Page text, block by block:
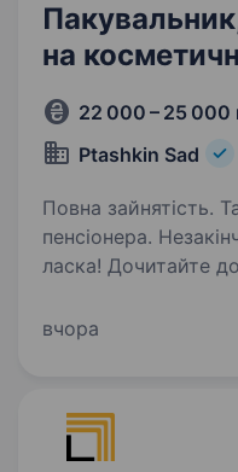
на
22 000 – 25 000
Ptashkin Sad
Повна зайнятість.
пенсіонера.
ласка! Дочитайте
косметики Ptashkin
пташку, яка
вчора